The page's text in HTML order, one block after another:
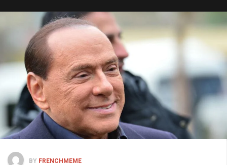
BY FRENCHMEME